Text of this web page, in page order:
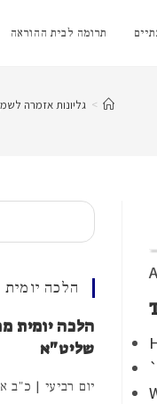
תרומה לבית ההוראה
> גליונות אזמרה
חיפוש
הלכה יומית
הלכה יומית
שליט"א
יום רביעי | כ"ב